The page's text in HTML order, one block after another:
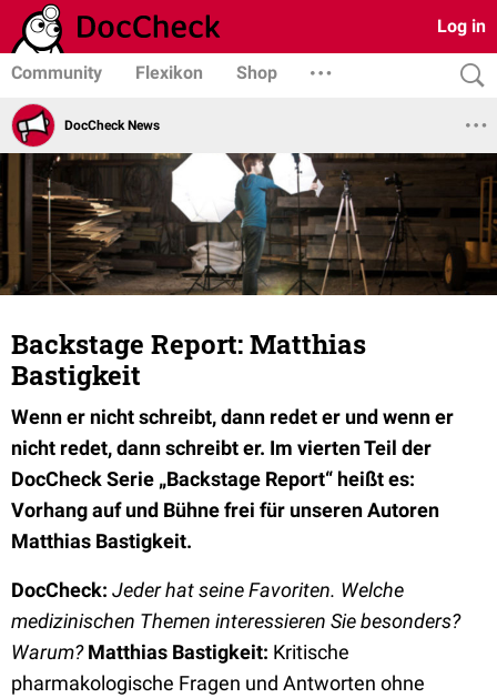
Log in
Community Flexikon Shop
DocCheck News
Backstage Report: Matthias
Bastigkeit
Wenn er nicht schreibt, dann redet er und wenn er
nicht redet, dann schreibt er. Im vierten Teil der
DocCheck Serie „Backstage Report“ heißt es:
Vorhang auf und Bühne frei für unseren Autoren
Matthias Bastigkeit.
DocCheck: Jeder hat seine Favoriten. Welche
medizinischen Themen interessieren Sie besonders?
Warum? Matthias Bastigkeit: Kritische
pharmakologische Fragen und Antworten ohne